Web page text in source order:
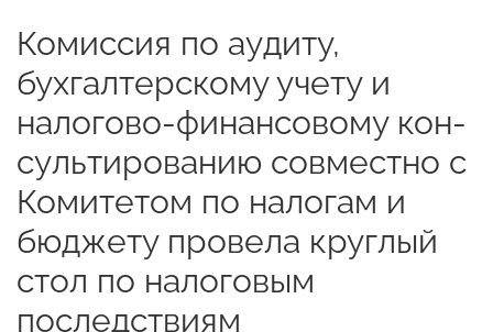
Комиссия по аудиту,
бухгалтерскому учету и
налогово-финансовому кон-
сультированию совместно с
Комитетом по налогам и
бюджету провела круглый
стол по налоговым
последствиям